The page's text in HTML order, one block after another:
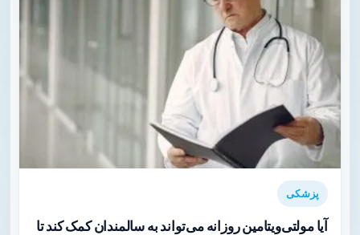
پزشکی
آیا مولتی‌ویتامین روزانه می‌تواند به سالمندان کمک کند تا